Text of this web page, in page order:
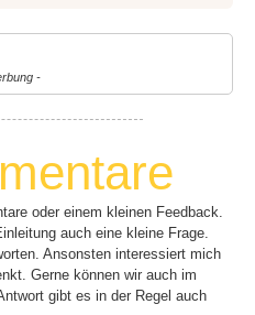
-
oder einem kleinen Feedback.
auch eine kleine Frage.
Ansonsten interessiert mich
Gerne können wir auch im
gibt es in der Regel auch